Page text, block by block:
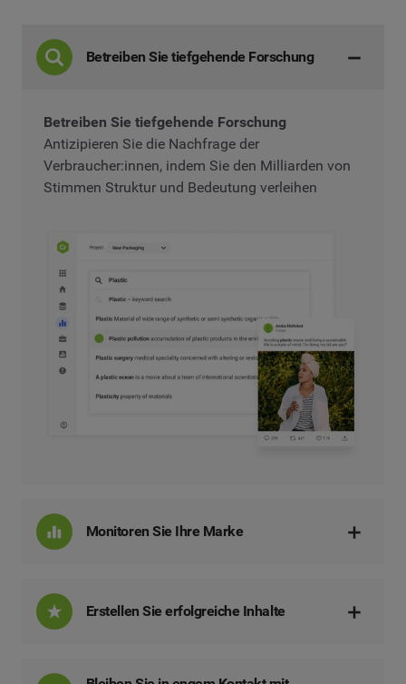
Betreiben Sie tiefgehende Forschung
Betreiben Sie tiefgehende Forschung
Antizipieren Sie die Nachfrage der
Verbraucher:innen, indem Sie den Milliarden von
Stimmen Struktur und Bedeutung verleihen
Monitoren Sie Ihre Marke
Erstellen Sie erfolgreiche Inhalte